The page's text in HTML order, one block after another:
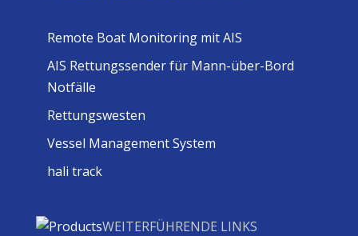
Remote Boat Monitoring mit AIS
AIS Rettungssender für Mann-über-Bord
Notfälle
Rettungswesten
Vessel Management System
hali track
WEITERFÜHRENDE LINKS